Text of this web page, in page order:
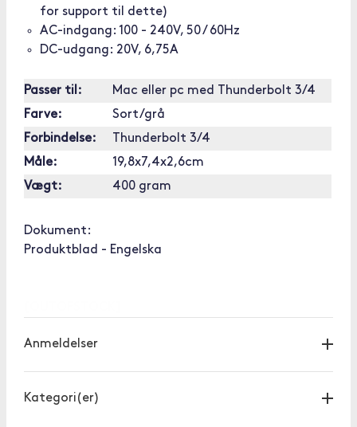
for support til dette)
AC-indgang: 100 - 240V, 50 / 60Hz
DC-udgang: 20V, 6,75A
Passer til:
Mac eller pc med Thunderbolt 3/4
Farve:
Sort/grå
Forbindelse:
Thunderbolt 3/4
Måle:
19,8x7,4x2,6cm
Vægt:
400 gram
Dokument:
Produktblad - Engelska
Anmeldelser
Kategori(er)